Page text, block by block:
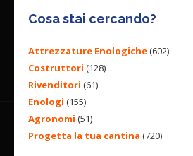
Cosa stai cercando?
Attrezzature Enologiche(602)
Costruttori (128)
Rivenditori (61)
Enologi (155)
Agronomi (51)
Progetta la tua cantina (720)
Seguici su:
© 2026 ENGINEERING BY